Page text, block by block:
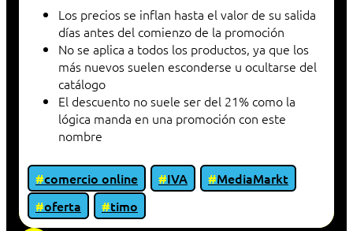
Los precios se inflan hasta el valor de su salida
días antes del comienzo de la promoción
No se aplica a todos los productos, ya que los
más nuevos suelen esconderse u ocultarse del
catálogo
El descuento no suele ser del 21% como la
lógica manda en una promoción con este
nombre
comercio online IVA
MediaMarkt
oferta
timo